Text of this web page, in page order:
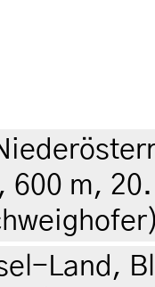
600 m,
Land,